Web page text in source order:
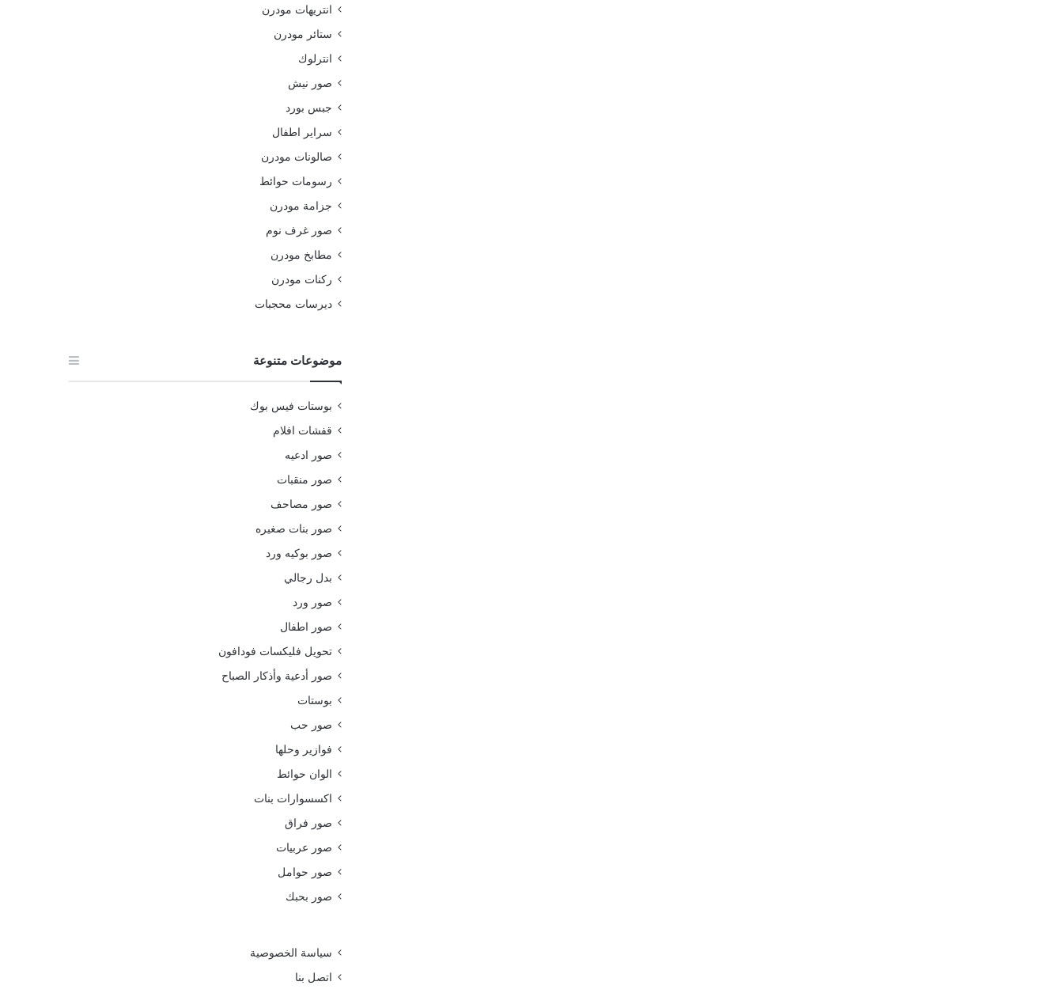
انتريهات مودرن
ستائر مودرن
انترلوك
صور نيش
جبس بورد
سراير اطفال
صالونات مودرن
رسومات حوائط
جزامة مودرن
صور غرف نوم
مطابخ مودرن
ركنات مودرن
ديرسات محجبات
موضوعات متنوعة
بوستات فيس بوك
قفشات افلام
صور ادعيه
صور منقبات
صور مصاحف
صور بنات صغيره
صور بوكيه ورد
بدل رجالي
صور ورد
صور اطفال
تحويل فليكسات فودافون
صور أدعية وأذكار الصباح
بوستات
صور حب
فوازير وحلها
الوان حوائط
اكسسوارات بنات
صور فراق
صور عربيات
صور حوامل
صور بحبك
سياسة الخصوصية
اتصل بنا